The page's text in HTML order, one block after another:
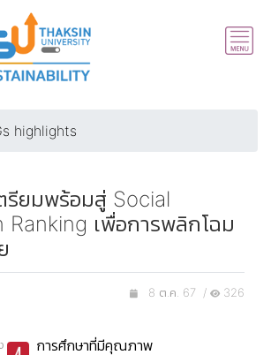
highlights
ยมพร้อมสู่ Social
Ranking เพื่อการพลิกโฉม
8 ต.ค. 67 / 326
การศึกษาที่มีคุณภาพ